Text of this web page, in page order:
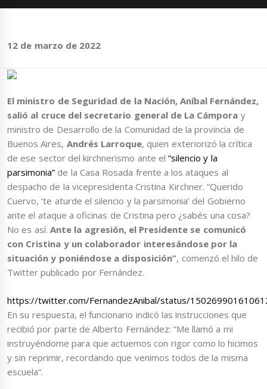
12 de marzo de 2022
El ministro de Seguridad de la Nación, Aníbal Fernández,
salió al cruce del secretario general de La Cámpora y
ministro de Desarrollo de la Comunidad de la provincia de
Buenos Aires, Andrés Larroque, quien exteriorizó la crítica
de ese sector del kirchnerismo ante el“silencio y la
parsimonia” de la Casa Rosada frente a los ataques al
despacho de la vicepresidenta Cristina Kirchner. “Querido
Cuervo, ‘te aturde el silencio y la parsimonia’ del Gobierno
ante el ataque a oficinas de Cristina pero ¿sabés una cosa?
No es así. Ante la agresión, el Presidente se comunicó
con Cristina y un colaborador interesándose por la
situación y poniéndose a disposición”, comenzó el hilo de
Twitter publicado por Fernández.
https://twitter.com/FernandezAnibal/status/
En su respuesta, el funcionario indicó las instrucciones que
recibió por parte de Alberto Fernández: “Me llamó a mi
instruyéndome para que actuemos con rigor como lo hicimos
y sin reprimir, recordando que venimos todos de la misma
escuela”.